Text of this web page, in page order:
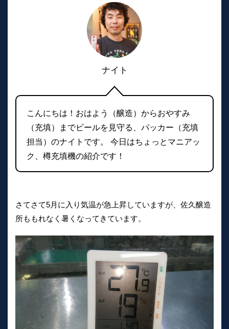
ナイト
こんにちは！おはよう（醸造）からおやすみ
（充填）までビールを見守る、パッカー（充填
担当）のナイトです。 今日はちょっとマニアッ
ク、樽充填機の紹介です！
さてさて5月に入り気温が急上昇していますが、佐久醸造
所ももれなく暑くなってきています。